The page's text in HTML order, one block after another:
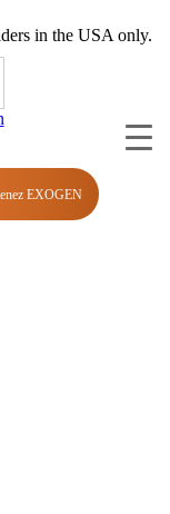
in the USA only.
EXOGEN